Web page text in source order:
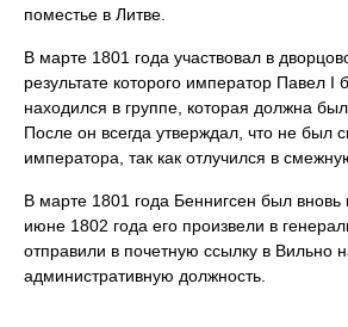
поместье в Литве.
В марте 1801 года участвовал в
результате которого император Павел I
находился в группе, которая должна
После он всегда утверждал, что не был
императора, так как отлучился в
В марте 1801 года Беннигсен был вновь
июне 1802 года его произвели в
отправили в почетную ссылку в Вильно
административную должность.